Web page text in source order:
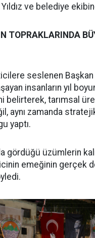
ve belediye
TOPRAKLARINDA
seslenen Başkan
insanların yıl
belirterek, tarımsal
aynı zamanda
yaptı.
gördüğü üzümlerin
emeğinin gerçek